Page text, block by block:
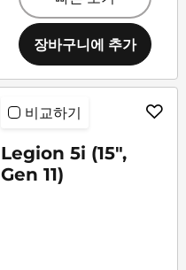
장바구니에 추가
비교하기
Legion 5i (15",
Gen 11)